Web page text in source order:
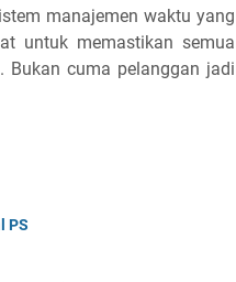
manajemen waktu yang
untuk memastikan semua
Bukan cuma pelanggan jadi
PS